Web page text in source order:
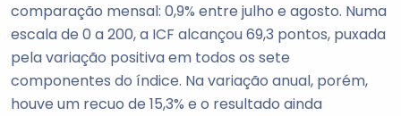
comparação mensal: 0,9% entre julho e agosto. Numa
escala de 0 a 200, a ICF alcançou 69,3 pontos, puxada
pela variação positiva em todos os sete
componentes do índice. Na variação anual, porém,
houve um recuo de 15,3% e o resultado ainda